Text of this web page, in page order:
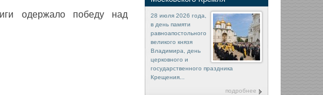
одержало победу над
28 июля 2026 года,
в день памяти
равноапостольного
великого князя
Владимира, день
церковного и
государственного праздника
Крещения...
подробнее